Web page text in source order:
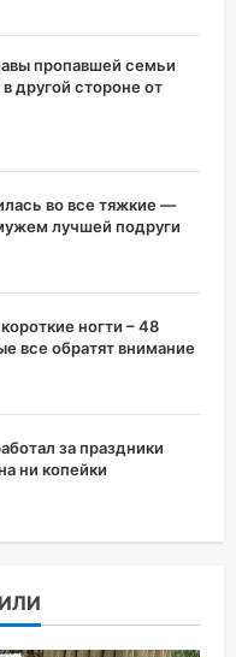
пропавшей семьи
другой стороне от
во все тяжкие —
лучшей подруги
ногти – 48
все обратят внимание
за праздники
ни копейки